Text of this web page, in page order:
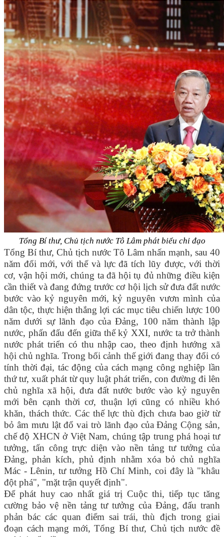
Tổng Bí thư, Chủ tịch nước Tô Lâm phát biểu chỉ đạo
Tổng Bí thư, Chủ tịch nước Tô Lâm nhấn mạnh, sau 40
năm đổi mới, với thế và lực đã tích lũy được, với thời
cơ, vận hội mới, chúng ta đã hội tụ đủ những điều kiện
cần thiết và đang đứng trước cơ hội lịch sử đưa đất nước
bước vào kỷ nguyên mới, kỷ nguyên vươn mình của
dân tộc, thực hiện thắng lợi các mục tiêu chiến lược 100
năm dưới sự lãnh đạo của Đảng, 100 năm thành lập
nước, phấn đấu đến giữa thế kỷ XXI, nước ta trở thành
nước phát triển có thu nhập cao, theo định hướng xã
hội chủ nghĩa. Trong bối cảnh thế giới đang thay đổi có
tính thời đại, tác động của cách mạng công nghiệp lần
thứ tư, xuất phát từ quy luật phát triển, con đường đi lên
chủ nghĩa xã hội, đưa đất nước bước vào kỷ nguyên
mới bên cạnh thời cơ, thuận lợi cũng có nhiều khó
khăn, thách thức. Các thế lực thù địch chưa bao giờ từ
bỏ âm mưu lật đổ vai trò lãnh đạo của Đảng Cộng sản,
chế độ XHCN ở Việt Nam, chúng tập trung phá hoại tư
tưởng, tấn công trực diện vào nền tảng tư tưởng của
Đảng, phản kích, phủ định nhằm xóa bỏ chủ nghĩa
Mác - Lênin, tư tưởng Hồ Chí Minh, coi đây là "khâu
đột phá", "mặt trận quyết định".
Để phát huy cao nhất giá trị Cuộc thi, tiếp tục tăng
cường bảo vệ nền tảng tư tưởng của Đảng, đấu tranh
phản bác các quan điểm sai trái, thù địch trong giai
đoạn cách mạng mới, Tổng Bí thư, Chủ tịch nước đề